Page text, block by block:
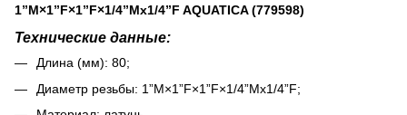
1”М×1”F×1”F×1/4”Mx1/4”F AQUATICA (779598)
Технические данные:
Длина (мм): 80;
Диаметр резьбы: 1”М×1”F×1”F×1/4”Mx1/4”F;